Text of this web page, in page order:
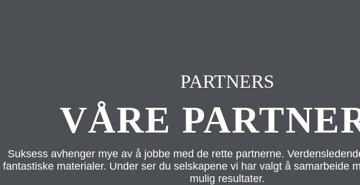
PARTNERS
VÅRE
Suksess avhenger mye av å jobbe med de rette partnerne.
fantastiske materialer. Under ser du selskapene vi har valgt å samarbeide
mulig resultater.